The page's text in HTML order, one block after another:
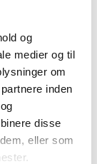
og
medier og til
om
inden
disse
eller som